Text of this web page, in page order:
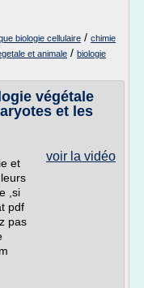
biologie cellulaire / chimie
et animale / biologie
végétale
voir la vidéo
et
,si
pdf
pas